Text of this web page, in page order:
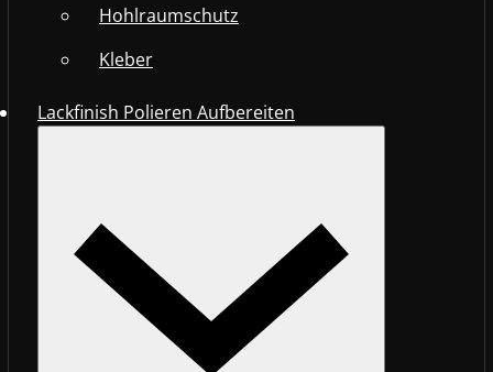
Hohlraumschutz
Kleber
Lackfinish Polieren Aufbereiten